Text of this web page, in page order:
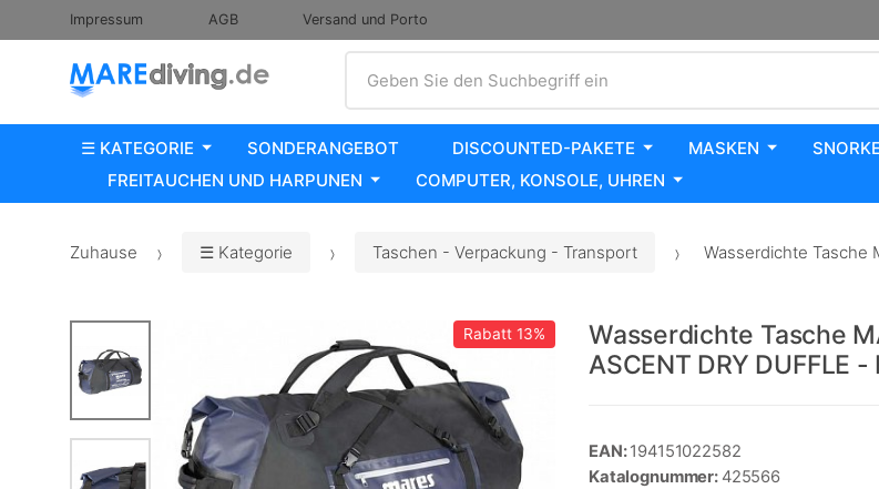
Impressum AGB Versand und Porto
Geben Sie den Suchbegriff ein
☰ KATEGORIE SONDERANGEBOT DISCOUNTED-PAKETE MASKEN
FREITAUCHEN UND HARPUNEN
COMPUTER, KONSOLE, UHREN
Zuhause ☰ Kategorie Taschen - Verpackung - Transport Wasserdichte Tasche
Rabatt13%
Wasserdichte Tasche
ASCENT DRY DUFFLE
EAN:194151022582
Katalognummer: 425566